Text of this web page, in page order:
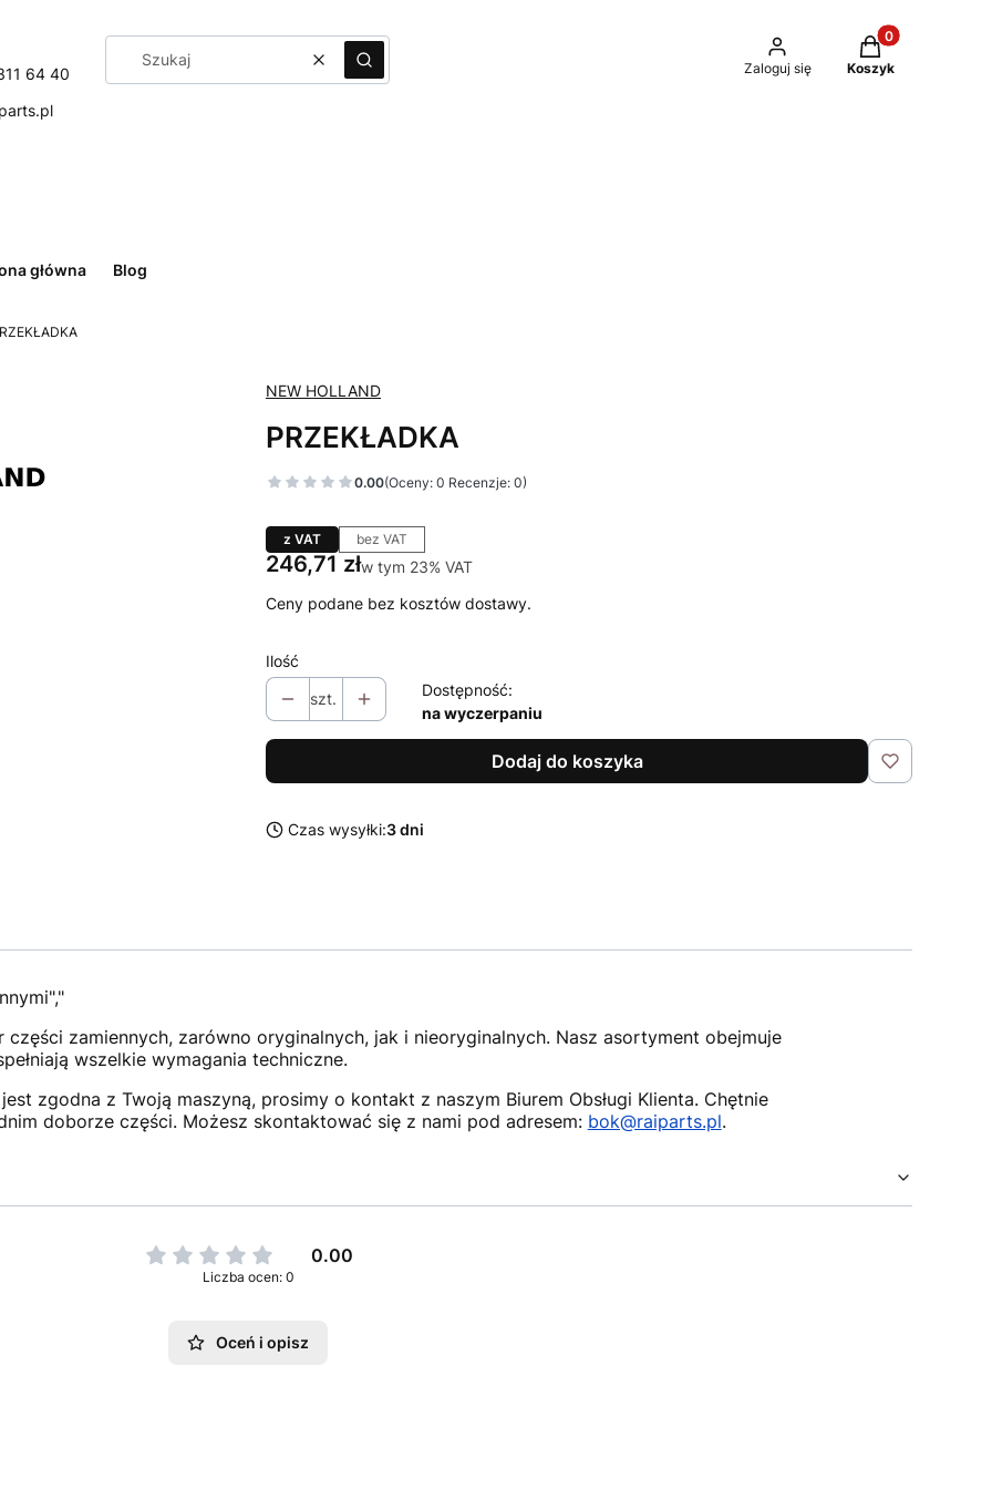
64 40
WyczyśćSzukaj Zaloguj się
Produkty w
Koszyk
główna Blog
NEW HOLLAND
PRZEKŁADKA
0.00(Oceny: 0 Recenzje: 0)
z VAT bez VAT
Cena
246,71 złw tym 23% VAT
w tym 23% VAT
Ceny podane bez kosztów dostawy.
Ilość
szt.
Dostępność:
na wyczerpaniu
Dodaj do koszyka
Czas wysyłki:3 dni
zamiennych, zarówno oryginalnych, jak i nieoryginalnych. Nasz asortyment obejmuje
wszelkie wymagania techniczne.
zgodna z Twoją maszyną, prosimy o kontakt z naszym Biurem Obsługi Klienta. Chętnie
doborze części. Możesz skontaktować się z nami pod adresem: bok@raiparts.pl.
0.00
Liczba ocen: 0
Oceń i opisz